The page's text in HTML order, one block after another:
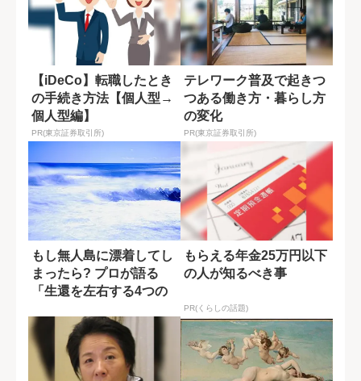
【iDeCo】転職したとき
の手続き方法【個人型→
個人型編】
PR(東京証券取引所)
テレワーク普及で起きつ
つある働き方・暮らし方
の変化
PR(東京証券取引所)
もし無人島に漂着してし
まったら? プロが語る
「生還を左右する4つの
もらえる年金25万円以下
の人が知るべき事
PR(くらしの話題)